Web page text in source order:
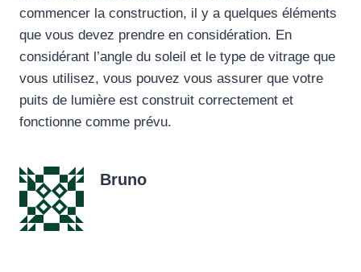
commencer la construction, il y a quelques éléments
que vous devez prendre en considération. En
considérant l’angle du soleil et le type de vitrage que
vous utilisez, vous pouvez vous assurer que votre
puits de lumière est construit correctement et
fonctionne comme prévu.
Bruno